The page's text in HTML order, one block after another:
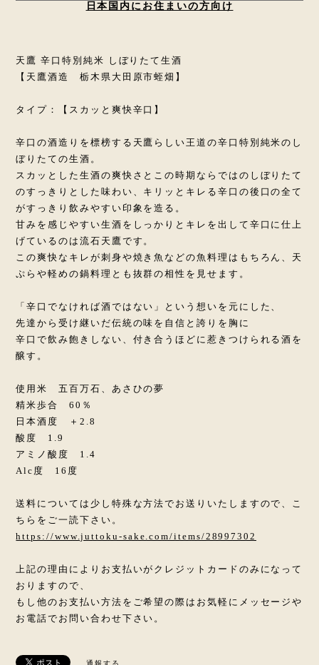
日本国内にお住まいの方向け
天鷹 辛口特別純米 しぼりたて生酒
【天鷹酒造 栃木県大田原市蛭畑】
タイプ：【スカッと爽快辛口】
辛口の酒造りを標榜する天鷹らしい王道の辛口特別純米のし
ぼりたての生酒。
スカッとした生酒の爽快さとこの時期ならではのしぼりたて
のすっきりとした味わい、キリッとキレる辛口の後口の全て
がすっきり飲みやすい印象を造る。
甘みを感じやすい生酒をしっかりとキレを出して辛口に仕上
げているのは流石天鷹です。
この爽快なキレが刺身や焼き魚などの魚料理はもちろん、天
ぷらや軽めの鍋料理とも抜群の相性を見せます。
「辛口でなければ酒ではない」という想いを元にした、
先達から受け継いだ伝統の味を自信と誇りを胸に
辛口で飲み飽きしない、付き合うほどに惹きつけられる酒を
醸す。
使用米 五百万石、あさひの夢
精米歩合 60％
日本酒度 ＋2.8
酸度 1.9
アミノ酸度 1.4
Alc度 16度
送料については少し特殊な方法でお送りいたしますので、こ
ちらをご一読下さい。
https://www.juttoku-sake.com/items/28997302
上記の理由によりお支払いがクレジットカードのみになって
おりますので、
もし他のお支払い方法をご希望の際はお気軽にメッセージや
お電話でお問い合わせ下さい。
通報する